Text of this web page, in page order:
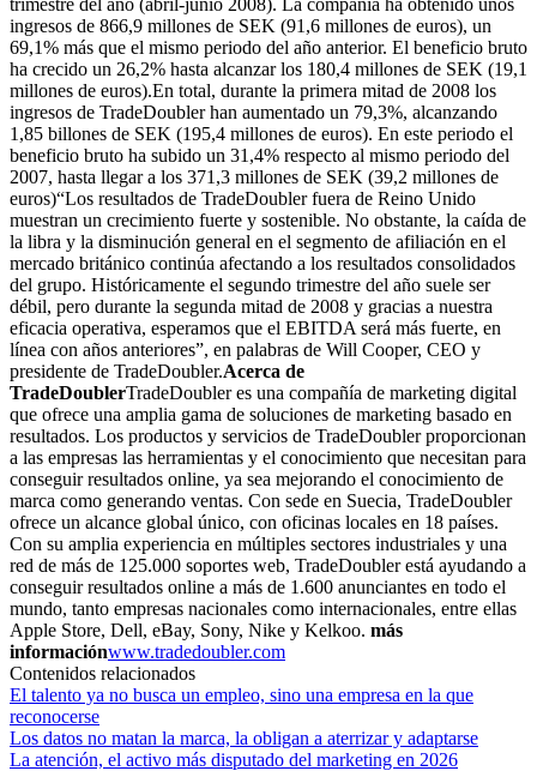
trimestre del año (abril-junio 2008). La compañía ha obtenido unos
ingresos de 866,9 millones de SEK (91,6 millones de euros), un
69,1% más que el mismo periodo del año anterior. El beneficio bruto
ha crecido un 26,2% hasta alcanzar los 180,4 millones de SEK (19,1
millones de euros).En total, durante la primera mitad de 2008 los
ingresos de TradeDoubler han aumentado un 79,3%, alcanzando
1,85 billones de SEK (195,4 millones de euros). En este periodo el
beneficio bruto ha subido un 31,4% respecto al mismo periodo del
2007, hasta llegar a los 371,3 millones de SEK (39,2 millones de
euros)“Los resultados de TradeDoubler fuera de Reino Unido
muestran un crecimiento fuerte y sostenible. No obstante, la caída de
la libra y la disminución general en el segmento de afiliación en el
mercado británico continúa afectando a los resultados consolidados
del grupo. Históricamente el segundo trimestre del año suele ser
débil, pero durante la segunda mitad de 2008 y gracias a nuestra
eficacia operativa, esperamos que el EBITDA será más fuerte, en
línea con años anteriores”, en palabras de Will Cooper, CEO y
presidente de TradeDoubler.Acerca de
TradeDoublerTradeDoubler es una compañía de marketing digital
que ofrece una amplia gama de soluciones de marketing basado en
resultados. Los productos y servicios de TradeDoubler proporcionan
a las empresas las herramientas y el conocimiento que necesitan para
conseguir resultados online, ya sea mejorando el conocimiento de
marca como generando ventas. Con sede en Suecia, TradeDoubler
ofrece un alcance global único, con oficinas locales en 18 países.
Con su amplia experiencia en múltiples sectores industriales y una
red de más de 125.000 soportes web, TradeDoubler está ayudando a
conseguir resultados online a más de 1.600 anunciantes en todo el
mundo, tanto empresas nacionales como internacionales, entre ellas
Apple Store, Dell, eBay, Sony, Nike y Kelkoo. más
informaciónwww.tradedoubler.com
Contenidos relacionados
El talento ya no busca un empleo, sino una empresa en la que
reconocerse
Los datos no matan la marca, la obligan a aterrizar y adaptarse
La atención, el activo más disputado del marketing en 2026